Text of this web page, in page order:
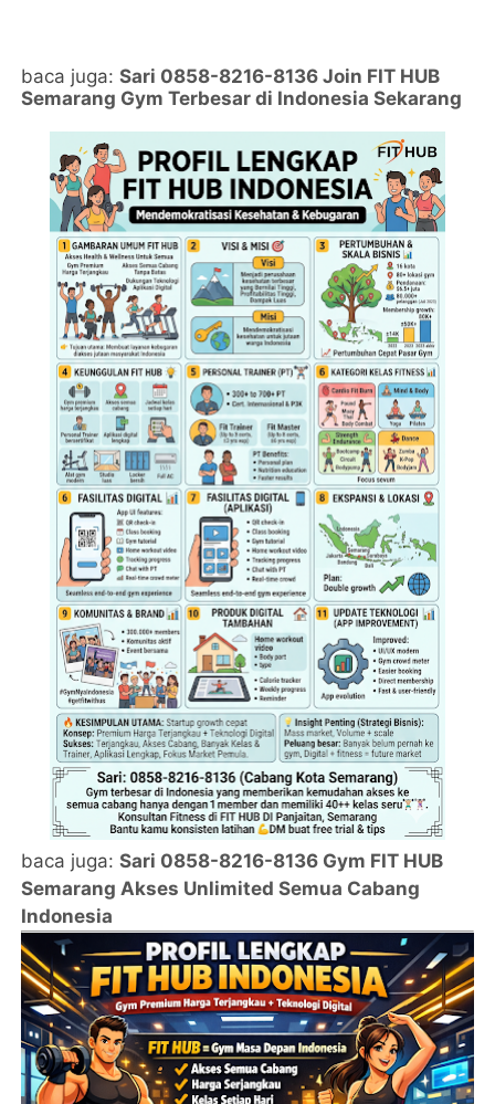
baca juga:Sari 0858-8216-8136 Join FIT HUB
Semarang Gym Terbesar di Indonesia Sekarang
baca juga:Sari 0858-8216-8136 Gym FIT HUB
Semarang Akses Unlimited Semua Cabang
Indonesia